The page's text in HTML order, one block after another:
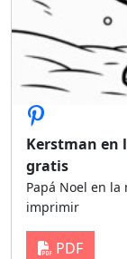
Kerstman en
gratis
Papá Noel en
imprimir
PDF